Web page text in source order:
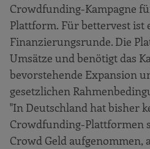
Crowdfunding-Kampagne
Plattform. Für bettervest ist
Finanzierungsrunde. Die
Umsätze und benötigt das
bevorstehende Expansion
gesetzlichen
"In Deutschland hat bisher
Crowdfunding-Plattformen
Crowd Geld aufgenommen,